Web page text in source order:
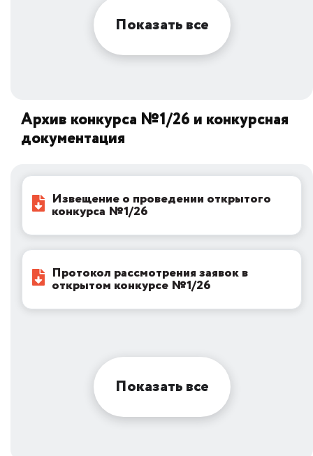
Показать все
Архив конкурса №1/26 и конкурсная
документация
Извещение о проведении открытого
конкурса №1/26
Протокол рассмотрения заявок в
открытом конкурсе №1/26
Показать все